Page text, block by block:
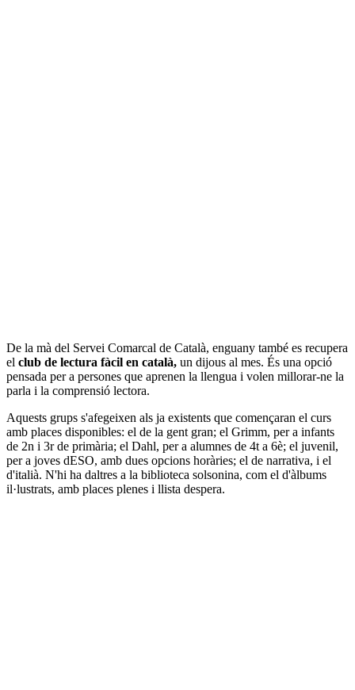
De la mà del Servei Comarcal de Català, enguany també es recupera
el club de lectura fàcil en català, un dijous al mes. És una opció
pensada per a persones que aprenen la llengua i volen millorar-ne la
parla i la comprensió lectora.
Aquests grups s'afegeixen als ja existents que començaran el curs
amb places disponibles: el de la gent gran; el Grimm, per a infants
de 2n i 3r de primària; el Dahl, per a alumnes de 4t a 6è; el juvenil,
per a joves dESO, amb dues opcions horàries; el de narrativa, i el
d'italià. N'hi ha daltres a la biblioteca solsonina, com el d'àlbums
il·lustrats, amb places plenes i llista despera.